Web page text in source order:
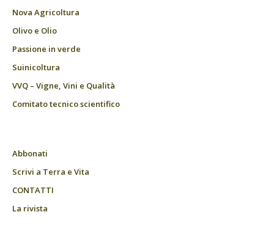
Nova Agricoltura
Olivo e Olio
Passione in verde
Suinicoltura
VVQ – Vigne, Vini e Qualità
Comitato tecnico scientifico
Abbonati
Scrivi a Terra e Vita
CONTATTI
La rivista